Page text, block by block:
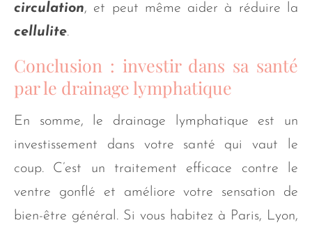
circulation, et peut même aider à réduire la
cellulite.
Conclusion : investir dans sa santé
par le drainage lymphatique
En somme, le drainage lymphatique est un
investissement dans votre santé qui vaut le
coup. C’est un traitement efficace contre le
ventre gonflé et améliore votre sensation de
bien-être général. Si vous habitez à Paris, Lyon,